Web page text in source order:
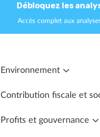
Débloquez les
Accès complet aux
Environnement
Contribution fiscale et
Profits et gouvernance